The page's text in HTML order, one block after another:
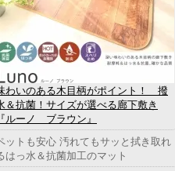
わいのある木目柄がポイント！ 撥
＆抗菌！サイズが選べる廊下敷き
『ルーノ ブラウン』
ットも安心 汚れてもサッと拭き取れ
はっ水＆抗菌加工のマット